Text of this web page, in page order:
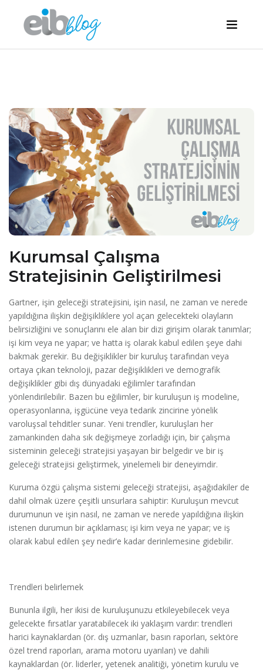
Kurumsal Çalışma
Stratejisinin Geliştirilmesi
Gartner, işin geleceği stratejisini, işin nasıl, ne zaman ve nerede
yapıldığına ilişkin değişikliklere yol açan gelecekteki olayların
belirsizliğini ve sonuçlarını ele alan bir dizi girişim olarak tanımlar;
işi kim veya ne yapar; ve hatta iş olarak kabul edilen şeye dahi
bakmak gerekir. Bu değişiklikler bir kuruluş tarafından veya
ortaya çıkan teknoloji, pazar değişiklikleri ve demografik
değişiklikler gibi dış dünyadaki eğilimler tarafından
yönlendirilebilir. Bazen bu eğilimler, bir kuruluşun iş modeline,
operasyonlarına, işgücüne veya tedarik zincirine yönelik
varoluşsal tehditler sunar. Yeni trendler, kuruluşları her
zamankinden daha sık değişmeye zorladığı için, bir çalışma
sisteminin geleceği stratejisi yaşayan bir belgedir ve bir iş
geleceği stratejisi geliştirmek, yinelemeli bir deneyimdir.
Kuruma özgü çalışma sistemi geleceği stratejisi, aşağıdakiler de
dahil olmak üzere çeşitli unsurlara sahiptir: Kuruluşun mevcut
durumunun ve işin nasıl, ne zaman ve nerede yapıldığına ilişkin
istenen durumun bir açıklaması; işi kim veya ne yapar; ve iş
olarak kabul edilen şey nedir’e kadar derinlemesine gidebilir.
Trendleri belirlemek
Bununla ilgili, her ikisi de kuruluşunuzu etkileyebilecek veya
gelecekte fırsatlar yaratabilecek iki yaklaşım vardır: trendleri
harici kaynaklardan (ör. dış uzmanlar, basın raporları, sektöre
özel trend raporları, arama motoru uyarıları) ve dahili
kaynaklardan (ör. liderler, yetenek analitiği, yönetim kurulu ve